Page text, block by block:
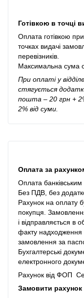
Готівкою в точці
Оплата готівкою
точках видачі
перевізників.
Максимальна сума
При оплаті у
стягується
пошта – 20 грн +
2% від суми.
Оплата за
Оплата банківським
Без ПДВ, без
Рахунок на оплату
покупця.
і відправляється в
факту
замовлення за
Бухгалтерські
електронного
Рахунок від ФОП
Замовити рахунок